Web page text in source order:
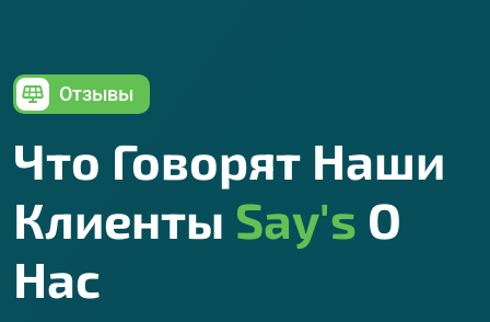
Отзывы
Что Говорят Наши
Клиенты Say's О
Нас